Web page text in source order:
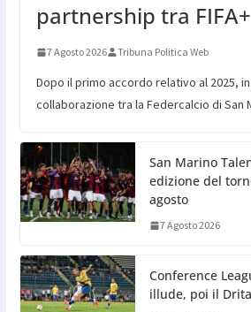
partnership tra
7 Agosto 2026 Tribuna Politica Web
Dopo il primo accordo relativo al 2025,
collaborazione tra la Federcalcio di San
San Marino
edizione del
agosto
7 Agosto 2026
Conference
illude, poi il